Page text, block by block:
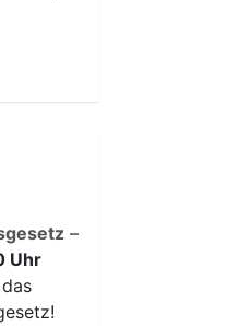
–
Uhr